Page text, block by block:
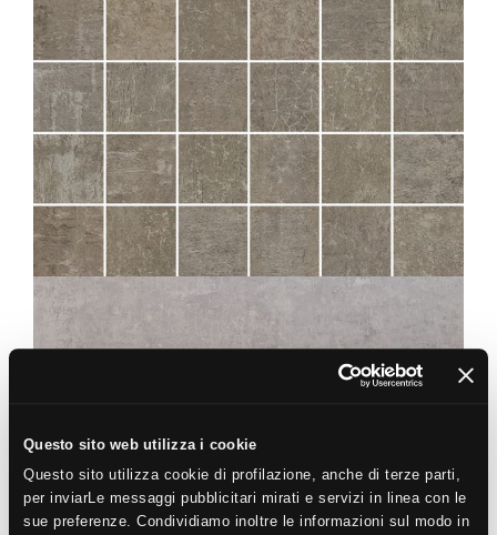
Questo sito web utilizza i cookie
Questo sito utilizza cookie di profilazione, anche di terze parti,
per inviarLe messaggi pubblicitari mirati e servizi in linea con le
sue preferenze. Condividiamo inoltre le informazioni sul modo in